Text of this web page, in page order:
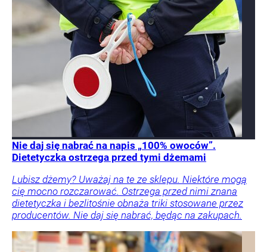
Nie daj się nabrać na napis „100% owoców”.
Dietetyczka ostrzega przed tymi dżemami
Lubisz dżemy? Uważaj na te ze sklepu. Niektóre mogą
cię mocno rozczarować. Ostrzega przed nimi znana
dietetyczka i bezlitośnie obnaża triki stosowane przez
producentów. Nie daj się nabrać, będąc na zakupach.